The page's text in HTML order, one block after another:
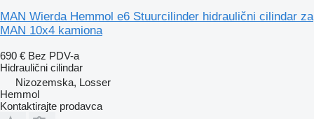
MAN Wierda Hemmol e6 Stuurcilinder hidraulični cilindar za
MAN 10x4 kamiona
690 € Bez PDV-a
Hidraulični cilindar
Nizozemska, Losser
Hemmol
Kontaktirajte prodavca